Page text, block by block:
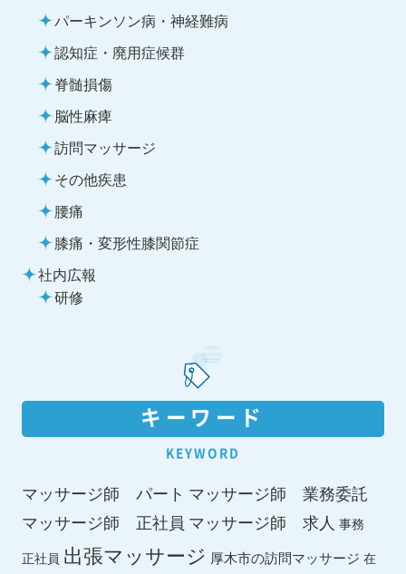
パーキンソン病・神経難病
認知症・廃用症候群
脊髄損傷
脳性麻痺
訪問マッサージ
その他疾患
腰痛
膝痛・変形性膝関節症
社内広報
研修
キーワード
KEYWORD
マッサージ師 パート マッサージ師 業務委託
マッサージ師 正社員 マッサージ師 求人 事務
正社員 出張マッサージ 厚木市の訪問マッサージ 在